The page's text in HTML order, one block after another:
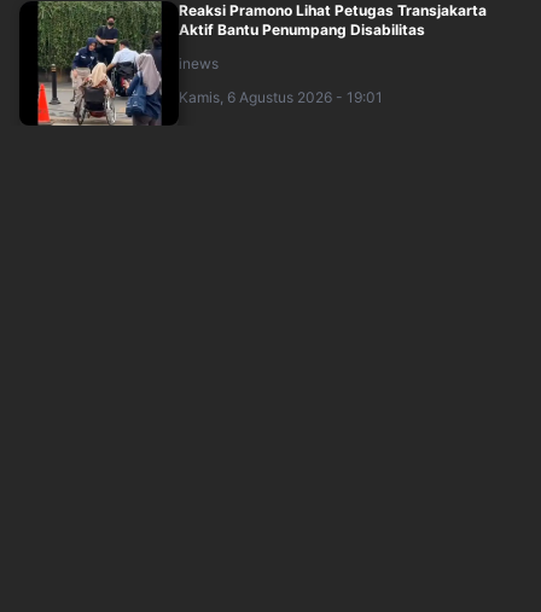
Reaksi Pramono Lihat Petugas Transjakarta
Aktif Bantu Penumpang Disabilitas
inews
Kamis, 6 Agustus 2026 - 19:01